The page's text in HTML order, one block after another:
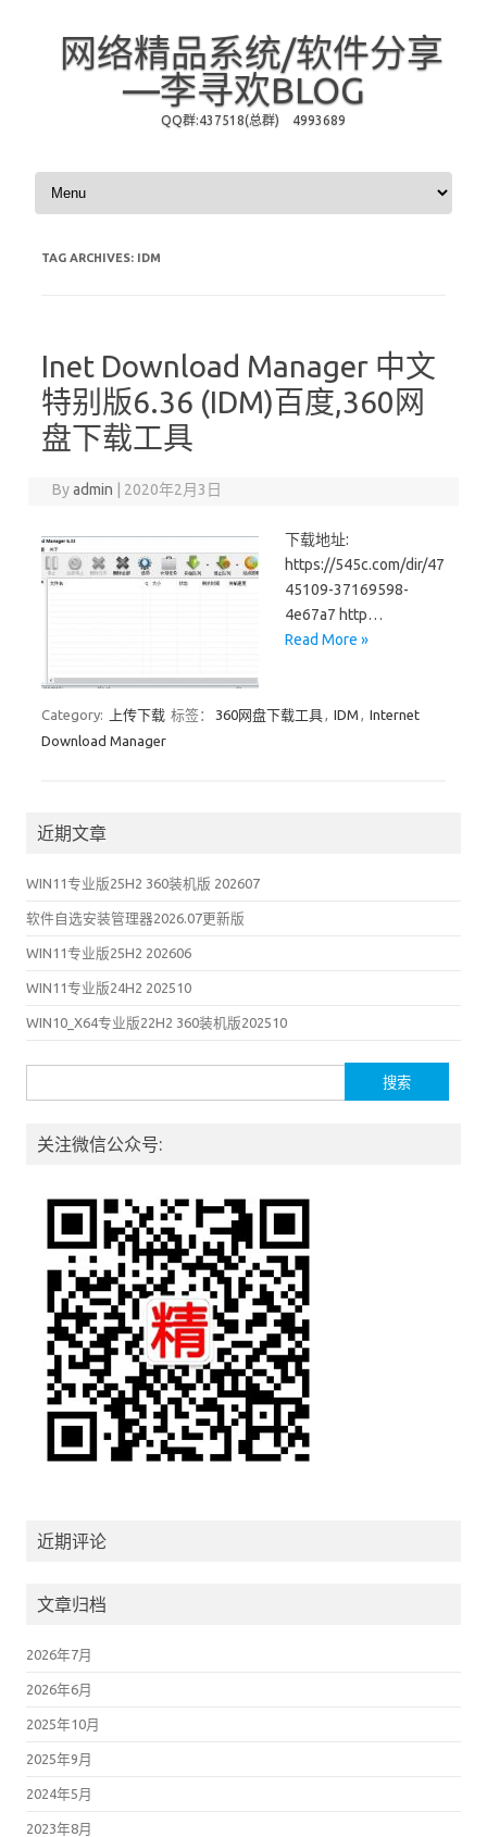
网络精品系统/软件分享
—李寻欢BLOG
QQ群:437518(总群) 4993689
Skip to content
TAG ARCHIVES: IDM
Inet Download Manager 中文
特别版6.36 (IDM)百度,360网
盘下载工具
Byadmin 2020年2月3日
下载地址:
https://545c.com/dir/47
45109-37169598-
4e67a7 http…
Read More »
Category: 上传下载 标签： 360网盘下载工具, IDM , Internet
Download Manager
近期文章
WIN11专业版25H2 360装机版 202607
软件自选安装管理器2026.07更新版
WIN11专业版25H2 202606
WIN11专业版24H2 202510
WIN10_X64专业版22H2 360装机版202510
关注微信公众号:
近期评论
文章归档
2026年7月
2026年6月
2025年10月
2025年9月
2024年5月
2023年8月